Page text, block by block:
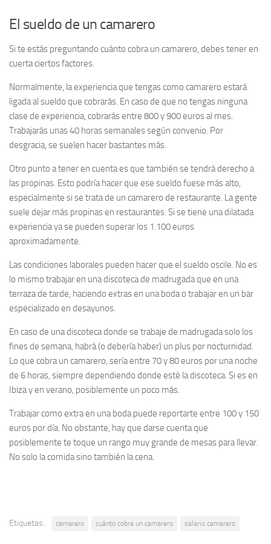
El sueldo de un camarero
Si te estás preguntando cuánto cobra un camarero, debes tener en
cuerta ciertos factores.
Normalmente, la experiencia que tengas como camarero estará
ligada al sueldo que cobrarás. En caso de que no tengas ninguna
clase de experiencia, cobrarás entre 800 y 900 euros al mes.
Trabajarás unas 40 horas semanales según convenio. Por
desgracia, se suelen hacer bastantes más.
Otro punto a tener en cuenta es que también se tendrá derecho a
las propinas. Esto podría hacer que ese sueldo fuese más alto,
especialmente si se trata de un camarero de restaurante. La gente
suele dejar más propinas en restaurantes. Si se tiene una dilatada
experiencia ya se pueden superar los 1.100 euros
aproximadamente.
Las condiciones laborales pueden hacer que el sueldo oscile. No es
lo mismo trabajar en una discoteca de madrugada que en una
terraza de tarde, haciendo extras en una boda o trabajar en un bar
especializado en desayunos.
En caso de una discoteca donde se trabaje de madrugada solo los
fines de semana, habrá (o debería haber) un plus por nocturnidad.
Lo que cobra un camarero, sería entre 70 y 80 euros por una noche
de 6 horas, siempre dependiendo donde esté la discoteca. Si es en
Ibiza y en verano, posiblemente un poco más.
Trabajar como extra en una boda puede reportarte entre 100 y 150
euros por día. No obstante, hay que darse cuenta que
posiblemente te toque un rango muy grande de mesas para llevar.
No solo la comida sino también la cena.
Etiquetas: camarero cuánto cobra un camarero salario camarero